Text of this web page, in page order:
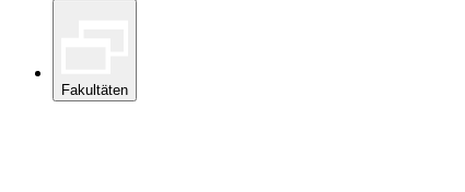
Fakultäten